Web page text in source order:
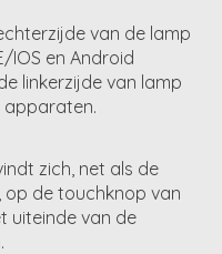
van de lamp
IOS en Android
linkerzijde van lamp
apparaten.
zich, net als de
op de touchknop van
uiteinde van de